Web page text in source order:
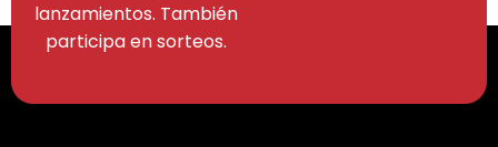
lanzamientos. También
participa en sorteos.